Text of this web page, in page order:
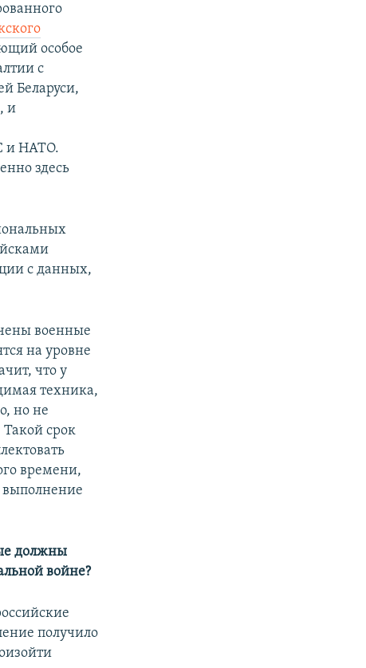
особое
с
Беларуси,
и
и НАТО.
здесь
с данных,
военные
на уровне
что у
техника,
но не
Такой срок
времени,
выполнение
должны
войне?
получило